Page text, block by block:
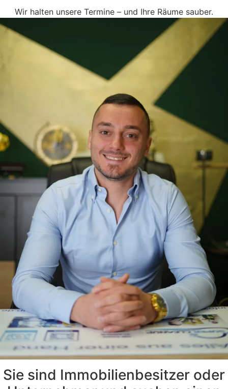
Wir halten unsere Termine – und Ihre Räume sauber.
Sie sind Immobilienbesitzer oder